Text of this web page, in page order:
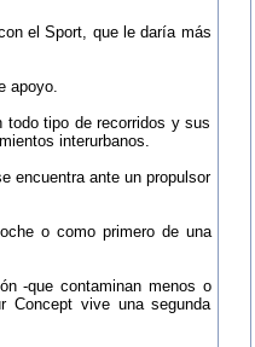
el Sport, que le daría más
apoyo.
todo tipo de recorridos y sus
interurbanos.
encuentra ante un propulsor
o como primero de una
-que contaminan menos o
Concept vive una segunda